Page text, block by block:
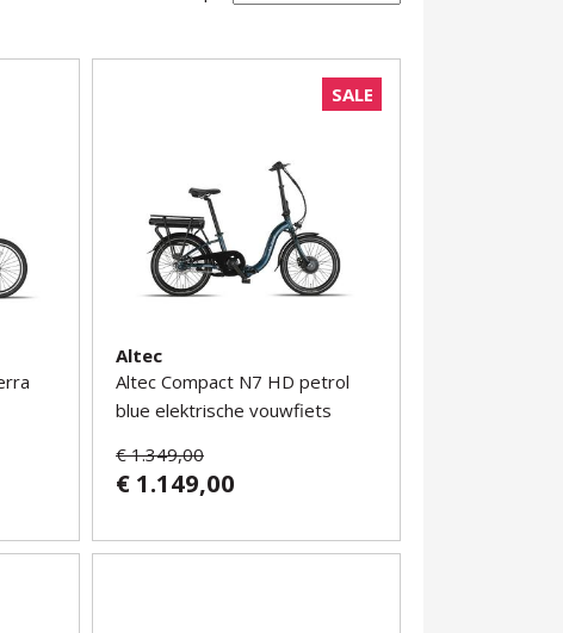
SALE
Altec
Altec Compact N7 HD petrol
blue elektrische vouwfiets
€ 1.349,00
€ 1.149,00